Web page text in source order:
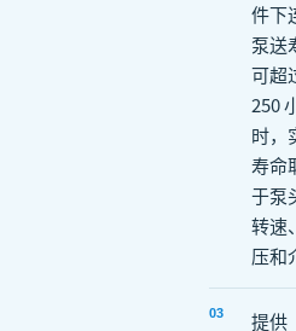
件下
泵送
可超
250
时，
寿命
于泵
转速
压和
03
提供